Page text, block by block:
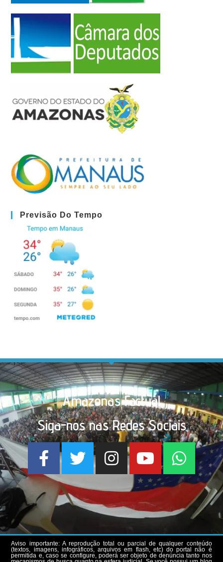
Previsão Do Tempo
Amazonas Factual
Siga-nos nas Redes Sociais
Aviso importante: A reprodução total ou parcial de qualquer conteúdo
(textos, imagens, infográficos, arquivos em flash, etc) do portal não é
permitida e, caso se configure, poderá ser objeto de denúncia tanto nos